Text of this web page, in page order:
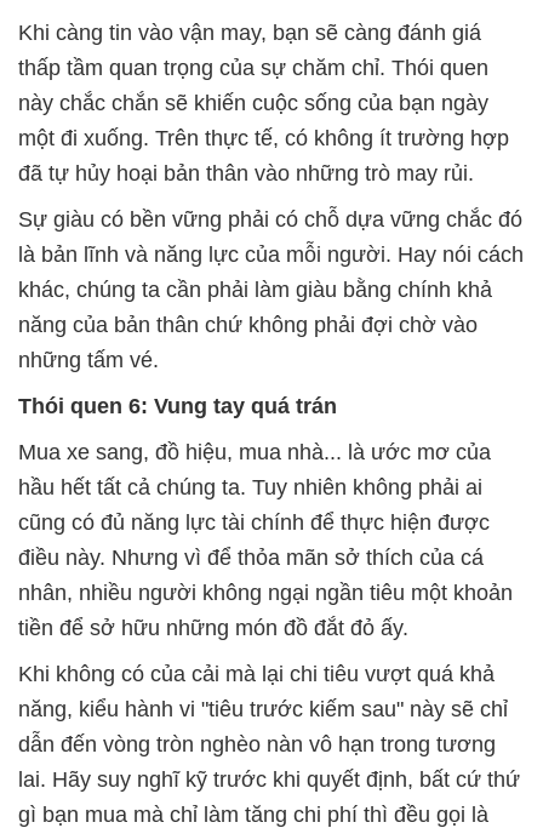
Khi càng tin vào vận may, bạn sẽ càng đánh giá
thấp tầm quan trọng của sự chăm chỉ. Thói quen
này chắc chắn sẽ khiến cuộc sống của bạn ngày
một đi xuống. Trên thực tế, có không ít trường hợp
đã tự hủy hoại bản thân vào những trò may rủi.
Sự giàu có bền vững phải có chỗ dựa vững chắc đó
là bản lĩnh và năng lực của mỗi người. Hay nói cách
khác, chúng ta cần phải làm giàu bằng chính khả
năng của bản thân chứ không phải đợi chờ vào
những tấm vé.
Thói quen 6: Vung tay quá trán
Mua xe sang, đồ hiệu, mua nhà... là ước mơ của
hầu hết tất cả chúng ta. Tuy nhiên không phải ai
cũng có đủ năng lực tài chính để thực hiện được
điều này. Nhưng vì để thỏa mãn sở thích của cá
nhân, nhiều người không ngại ngần tiêu một khoản
tiền để sở hữu những món đồ đắt đỏ ấy.
Khi không có của cải mà lại chi tiêu vượt quá khả
năng, kiểu hành vi "tiêu trước kiếm sau" này sẽ chỉ
dẫn đến vòng tròn nghèo nàn vô hạn trong tương
lai. Hãy suy nghĩ kỹ trước khi quyết định, bất cứ thứ
gì bạn mua mà chỉ làm tăng chi phí thì đều gọi là